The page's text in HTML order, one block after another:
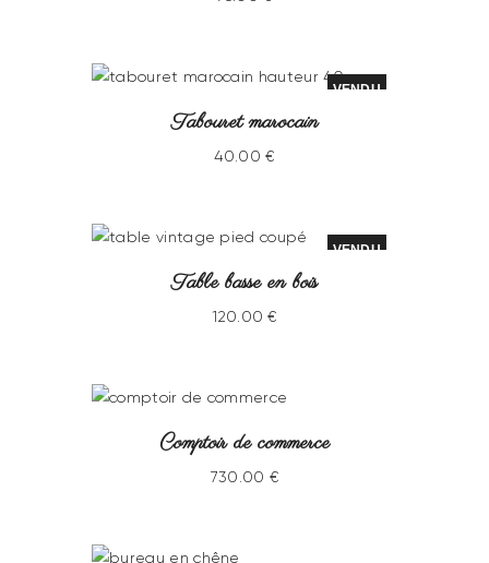
VENDU
Tabouret marocain
40.00 €
VENDU
Table basse en bois
120.00 €
Comptoir de commerce
730.00 €